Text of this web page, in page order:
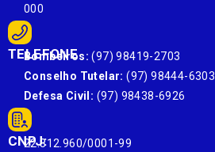
000
TELEFONE
Bombeiros: (97) 98419-2703
Conselho Tutelar: (97) 98444-6303
Defesa Civil: (97) 98438-6926
CNPJ:
22.812.960/0001-99